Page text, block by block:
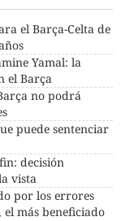
el Barça-Celta de
Yamal: la
el Barça
no podrá
puede sentenciar
decisión
vista
por los errores
el más beneficiado